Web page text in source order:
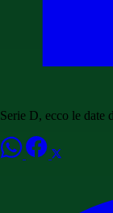
Serie D, ecco le date